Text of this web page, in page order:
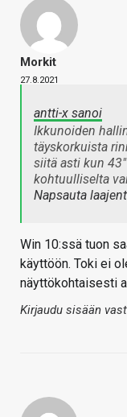
Morkit
27.8.2021
antti-x sanoi
Ikkunoiden
täyskorkuista
siitä asti kun
kohtuulliselta
Napsauta
Win 10:ssä tuon
käyttöön. Toki ei
näyttökohtaisesti
Kirjaudu sisään